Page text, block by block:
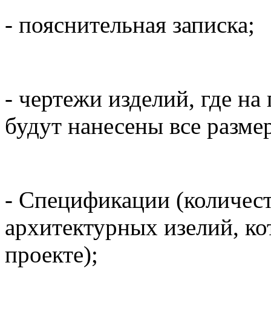
- пояснительная записка;
- чертежи изделий, где
будут нанесены все
- Спецификации
архитектурных изелий,
проекте);